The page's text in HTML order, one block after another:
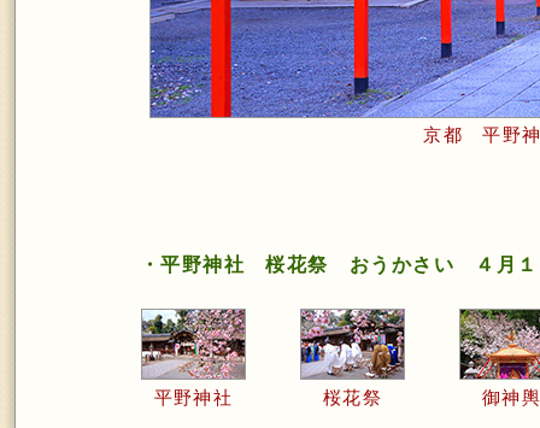
京都 平野
・平野神社 桜花祭 おうかさい ４月１
平野神社 桜花祭 御神